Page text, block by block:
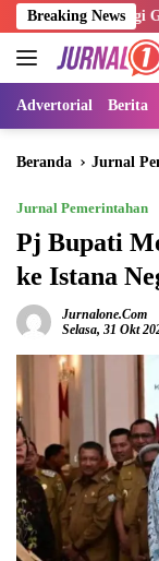
Langsung
ke
konten
Breaking News
Generasi
Advertorial Berita
Beranda Jurnal
Jurnal Pemerintahan
Pj Bupati
ke Istana
Jurnalone.com
Selasa, 31 Okt